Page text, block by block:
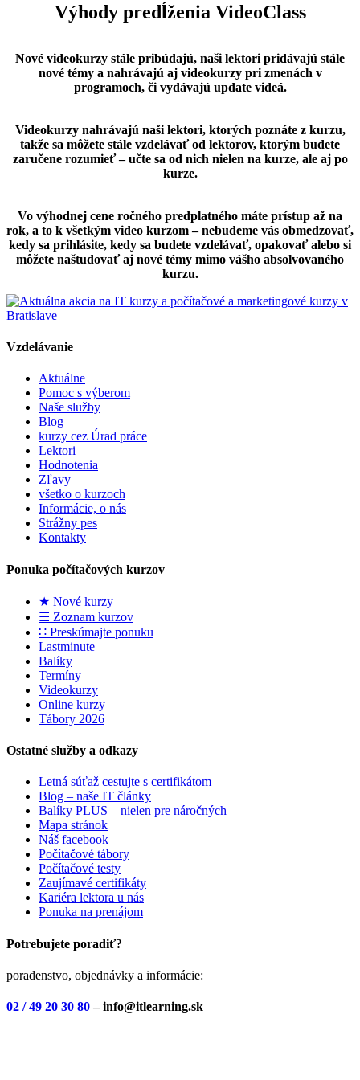
Výhody predĺženia VideoClass
Nové videokurzy stále pribúdajú, naši lektori pridávajú stále
nové témy a nahrávajú aj videokurzy pri zmenách v
programoch, či vydávajú update videá.
Videokurzy nahrávajú naši lektori, ktorých poznáte z kurzu,
takže sa môžete stále vzdelávať od lektorov, ktorým budete
zaručene rozumieť – učte sa od nich nielen na kurze, ale aj po
kurze.
Vo výhodnej cene ročného predplatného máte prístup až na
rok, a to k všetkým video kurzom – nebudeme vás obmedzovať,
kedy sa prihlásite, kedy sa budete vzdelávať, opakovať alebo si
môžete naštudovať aj nové témy mimo vášho absolvovaného
kurzu.
Vzdelávanie
Aktuálne
Pomoc s výberom
Naše služby
Blog
kurzy cez Úrad práce
Lektori
Hodnotenia
Zľavy
všetko o kurzoch
Informácie, o nás
Strážny pes
Kontakty
Ponuka počítačových kurzov
★ Nové kurzy
☰ Zoznam kurzov
∷ Preskúmajte ponuku
Lastminute
Balíky
Termíny
Videokurzy
Online kurzy
Tábory 2026
Ostatné služby a odkazy
Letná súťaž cestujte s certifikátom
Blog – naše IT články
Balíky PLUS – nielen pre náročných
Mapa stránok
Náš facebook
Počítačové tábory
Počítačové testy
Zaujímavé certifikáty
Kariéra lektora u nás
Ponuka na prenájom
Potrebujete poradiť?
poradenstvo, objednávky a informácie:
02 / 49 20 30 80– info@itlearning.sk